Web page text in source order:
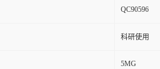
QC90596
科研使用
5MG